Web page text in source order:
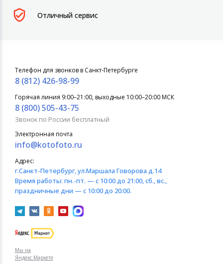
Отличный сервис
Мы на
Яндекс.Маркете
Телефон для звонков в Санкт-Петербурге
8 (812) 426-98-99
Горячая линия 9:00–21:00, выходные 10:00–20:00 МСК
8 (800) 505-43-75
Звонок по России бесплатный
Электронная почта
info@kotofoto.ru
Адрес:
г.Санкт-Петербург, ул.Маршала Говорова д.14
Время работы: пн.-пт. — с 10:00 до 21:00, сб., вс.,
праздничные дни — с 10:00 до 20:00.